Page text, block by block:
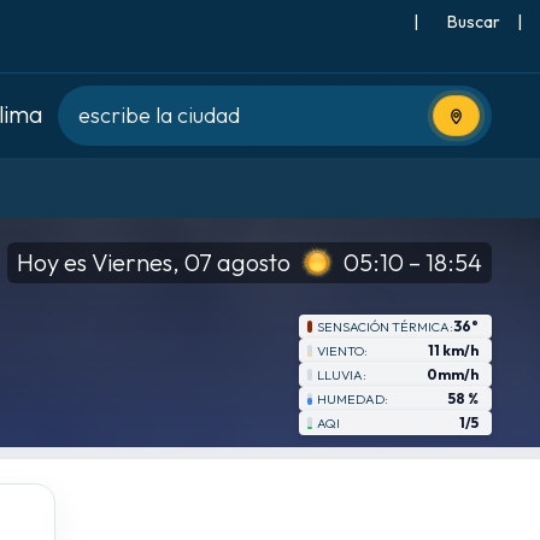
| |
Usa tu
Hoy es Viernes, 07 agosto 05:10 – 18:54
SENSACIÓN TÉRMICA:36°
VIENTO: 11 km/h
LLUVIA: 0mm/h
HUMEDAD: 58 %
AQI 1/5